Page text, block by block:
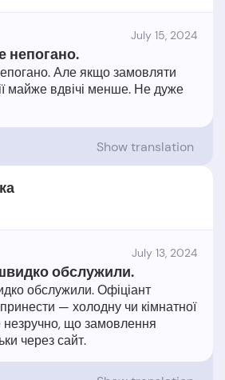
July 15, 2024
непогано.
Але якщо замовляти
майже вдвічі менше. Не дуже
Show translation
July 13, 2024
обслужили.
обслужили. Офіціант
— холодну чи кімнатної
що замовлення